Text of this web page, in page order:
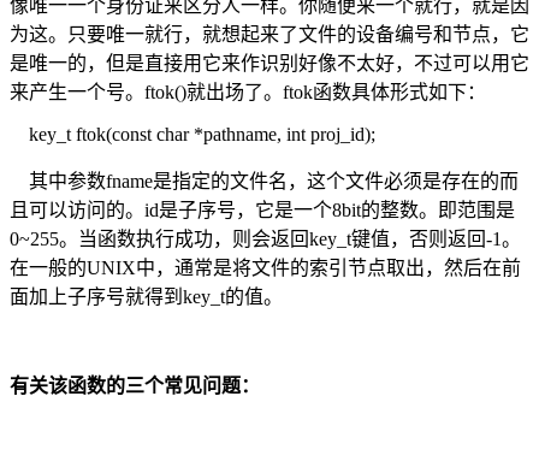
像唯一一个身份证来区分人一样。你随便来一个就行，就是因
为这。只要唯一就行，就想起来了文件的设备编号和节点，它
是唯一的，但是直接用它来作识别好像不太好，不过可以用它
来产生一个号。ftok()就出场了。ftok函数具体形式如下：
key_t ftok(const char *pathname, int proj_id);
其中参数fname是指定的文件名，这个文件必须是存在的而
且可以访问的。id是子序号，它是一个8bit的整数。即范围是
0~255。当函数执行成功，则会返回key_t键值，否则返回-1。
在一般的UNIX中，通常是将文件的索引节点取出，然后在前
面加上子序号就得到key_t的值。
有关该函数的三个常见问题：